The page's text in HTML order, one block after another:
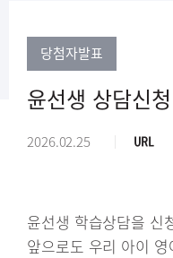
당첨자발표
윤선생 상담신
2026.02.25
윤선생 학습상담을 신
앞으로도 우리 아이